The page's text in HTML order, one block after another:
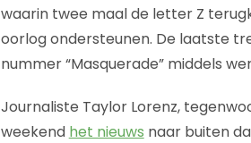
waarin twee maal de letter Z
oorlog ondersteunen. De laatste
nummer “Masquerade” middels
Journaliste Taylor Lorenz,
weekend het nieuws naar buiten